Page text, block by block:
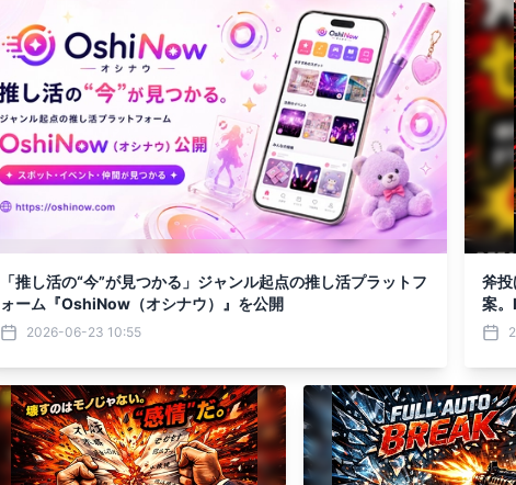
「推し活の“今”が見つかる」ジャンル起点の推し活プラットフ
ォーム『OshiNow（オシナウ）』を公開
2026-06-23 10:55
斧投
案
0円